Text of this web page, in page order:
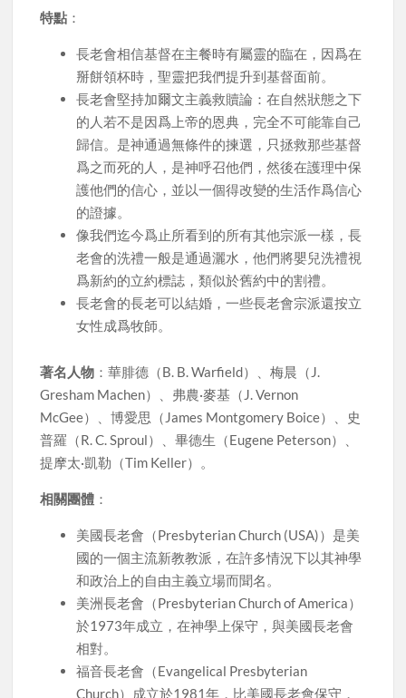
特點 ：
長老會相信基督在主餐時有屬靈的臨在，因爲在
掰餅領杯時，聖靈把我們提升到基督面前。
長老會堅持加爾文主義救贖論：在自然狀態之下
的人若不是因爲上帝的恩典，完全不可能靠自己
歸信。是神通過無條件的揀選，只拯救那些基督
爲之而死的人，是神呼召他們，然後在護理中保
護他們的信心，並以一個得改變的生活作爲信心
的證據。
像我們迄今爲止所看到的所有其他宗派一樣，長
老會的洗禮一般是通過灑水，他們將嬰兒洗禮視
爲新約的立約標誌，類似於舊約中的割禮。
長老會的長老可以結婚，一些長老會宗派還按立
女性成爲牧師。
著名人物 ：華腓德（B. B. Warfield）、梅晨（J.
Gresham Machen）、弗農·麥基（J. Vernon
McGee）、博愛思（James Montgomery Boice）、史
普羅（R. C. Sproul）、畢德生（Eugene Peterson）、
提摩太·凱勒（Tim Keller）。
相關團體 ：
美國長老會（Presbyterian Church (USA)）是美
國的一個主流新教教派，在許多情況下以其神學
和政治上的自由主義立場而聞名。
美洲長老會（Presbyterian Church of America）
於1973年成立，在神學上保守，與美國長老會
相對。
福音長老會（Evangelical Presbyterian
Church）成立於1981年，比美國長老會保守，